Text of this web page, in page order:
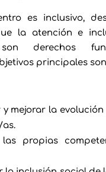
es inclusivo,
la atención e
derechos
principales
y mejorar la
as.
las propias